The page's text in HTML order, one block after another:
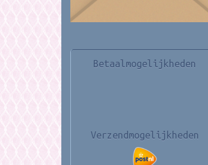
Betaalmogelijkheden
Verzendmogelijkheden